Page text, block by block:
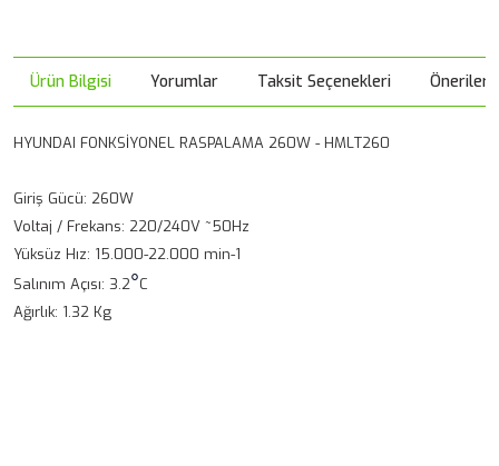
Ürün Bilgisi Yorumlar Taksit Seçenekleri
HYUNDAI FONKSİYONEL RASPALAMA 260W - HMLT260
Giriş Gücü: 260W
Voltaj / Frekans: 220/240V ~50Hz
Yüksüz Hız: 15.000-22.000 min-1
Salınım Açısı: 3.2°C
Ağırlık: 1.32 Kg